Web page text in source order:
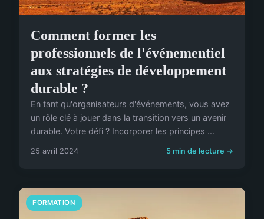
Comment former les
professionnels de l'événementiel
aux stratégies de développement
durable ?
En tant qu'organisateurs d'événements, vous avez
un rôle clé à jouer dans la transition vers un avenir
durable. Votre défi ? Incorporer les principes ...
25 avril 2024 5 min de lecture →
FORMATION